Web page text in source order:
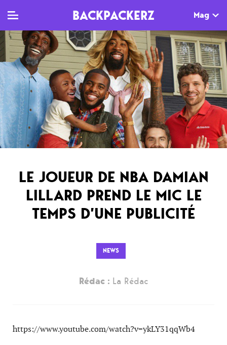
BACKPACKERZ Mag
TV
Clips
Live
Documentaires
MAG
Dossiers
Tops
Interviews
Sorties
Newsletter
AGENDA
Paris
Festivals
LE JOUEUR DE NBA DAMIAN
LILLARD PREND LE MIC LE
TEMPS D’UNE PUBLICITÉ
NEWS
Rédac : La Rédac
https://www.youtube.com/watch?v=ykLY31qqWb4